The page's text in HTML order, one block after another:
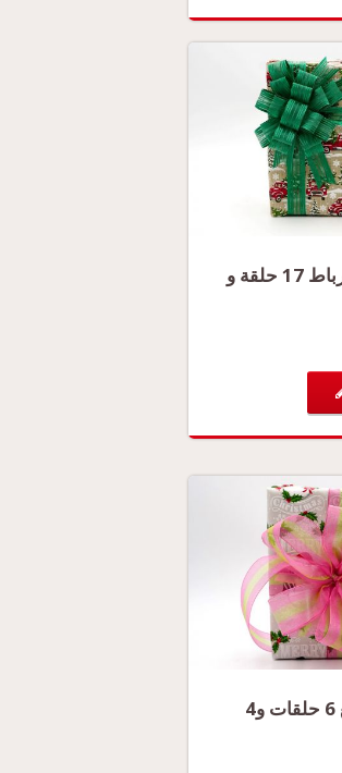
رباط صندوق برباط 17 حلقة و
شريط هدية مع 6 حلقات و4